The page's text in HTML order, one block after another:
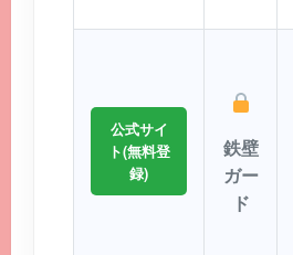
公式サイ
ト(無料登
録)
鉄壁
ガー
ド